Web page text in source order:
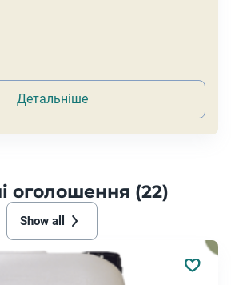
Детальніше
оголошення (22)
Show all